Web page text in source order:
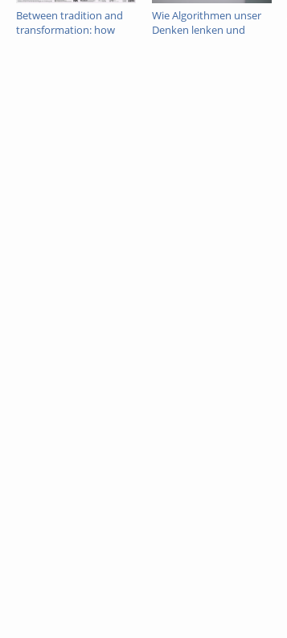
Between tradition and
transformation: how
Wie Algorithmen unser
Denken lenken und